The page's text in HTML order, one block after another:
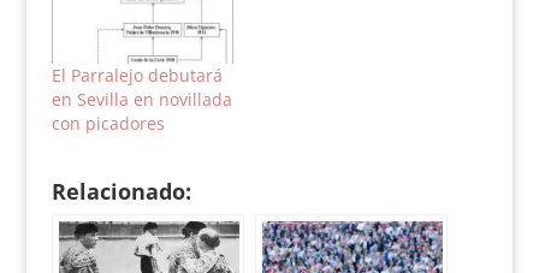
El Parralejo debutará
en Sevilla en novillada
con picadores
Relacionado: